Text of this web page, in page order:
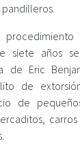
procedimiento
siete años
de Eric
de
de
carros